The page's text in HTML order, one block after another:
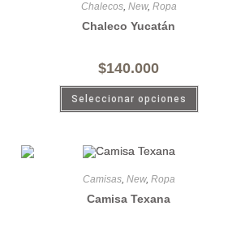
Chalecos, New, Ropa
Chaleco Yucatán
$140.000
Seleccionar opciones
Camisas, New, Ropa
Camisa Texana